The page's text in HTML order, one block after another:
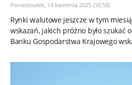
Poniedziałek, 14 kwietnia 2025 (16:58)
Rynki walutowe jeszcze w tym
wskazań, jakich próżno było szukać
Banku Gospodarstwa Krajowego